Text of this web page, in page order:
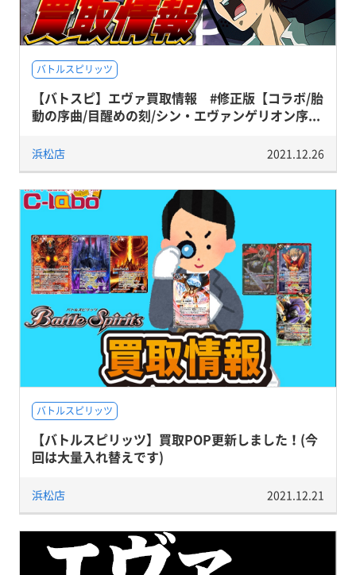
バトルスピリッツ
【バトスピ】エヴァ買取情報 #修正版【コラボ/胎
動の序曲/目醒めの刻/シン・エヴァンゲリオン序...
浜松店 2021.12.26
バトルスピリッツ
【バトルスピリッツ】買取POP更新しました！(今
回は大量入れ替えです)
浜松店 2021.12.21